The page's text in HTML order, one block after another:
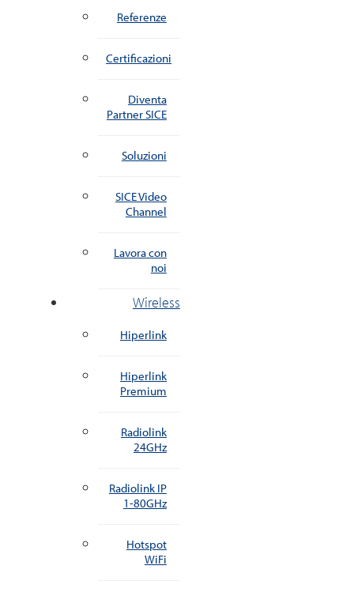
Referenze
Certificazioni
Diventa
Partner SICE
Soluzioni
SICE Video
Channel
Lavora con
noi
Wireless
Hiperlink
Hiperlink
Premium
Radiolink
24GHz
Radiolink IP
1-80GHz
Hotspot
WiFi